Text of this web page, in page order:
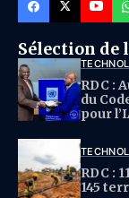
Sélection de
RDC :
du
pour
RDC :
145